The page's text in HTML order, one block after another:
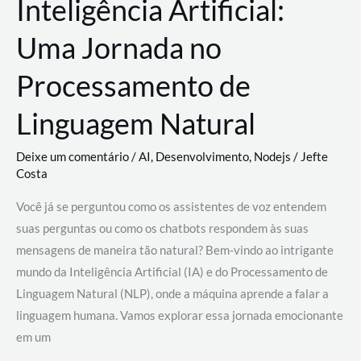
Inteligência Artificial:
Uma Jornada no
Processamento de
Linguagem Natural
Deixe um comentário/AI, Desenvolvimento, Nodejs / Jefte
Costa
Você já se perguntou como os assistentes de voz entendem
suas perguntas ou como os chatbots respondem às suas
mensagens de maneira tão natural? Bem-vindo ao intrigante
mundo da Inteligência Artificial (IA) e do Processamento de
Linguagem Natural (NLP), onde a máquina aprende a falar a
linguagem humana. Vamos explorar essa jornada emocionante
em um